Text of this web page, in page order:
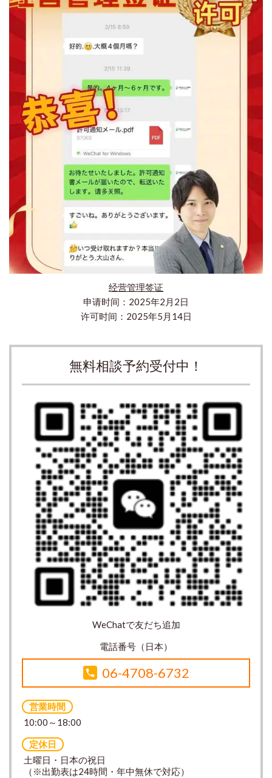
经营管理签证
申请时间：2025年2月2日
许可时间：2025年5月14日
無料相談予約受付中！
WeChatで友だち追加
電話番号（日本）
06-4708-6732
営業時間
10:00～18:00
定休日
土曜日・日本の祝日
（※出勤表は24時間・年中無休で対応）